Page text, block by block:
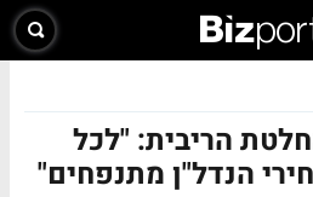
הריבית: "לכל
הנדל"ן מתנפחים"